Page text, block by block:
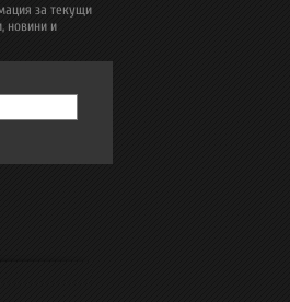
за текущи
новини и